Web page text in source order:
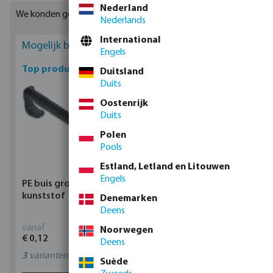
We konden geen geschikte resultaten vinden
Mogelijk bent u geïnteresseerd
Top producten
PE buis grondklem
kunststof
vanaf
€ 0,12
3 varianten
messing 25 bar
vanaf
Nederland
Nederlands
International
Engels
Duitsland
Duits
Oostenrijk
Duits
Polen
Pools
Estland, Letland en Litouwen
Engels
Denemarken
Deens
Noorwegen
Deens
Suède